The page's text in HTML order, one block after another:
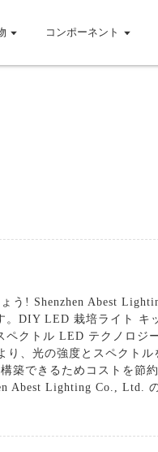
コンポーネント
う! Shenzhen Abest
DIY LED 栽培ライト
クトル LED テクノロ
、光の強度とスペクト
できるためコストを節
Abest Lighting Co., Ltd.